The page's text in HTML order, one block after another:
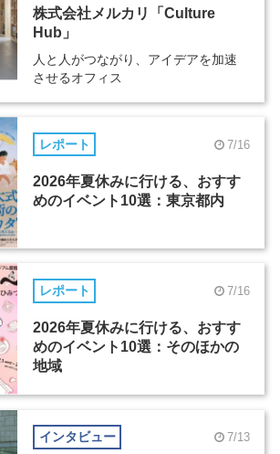
株式会社メルカリ「Culture
Hub」
人と人がつながり、アイデアを加速
させるオフィス
レポート 7/16
2026年夏休みに行ける、おすす
めのイベント10選：東京都内
レポート 7/16
2026年夏休みに行ける、おすす
めのイベント10選：そのほかの
地域
インタビュー 7/13